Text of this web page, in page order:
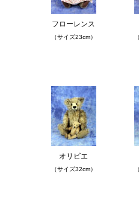
フローレンス
（サイズ23cm）
オリビエ
（サイズ32cm）